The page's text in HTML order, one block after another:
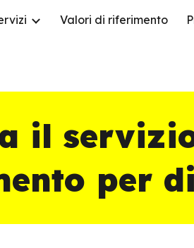
Skip to
Valori di riferimento
il
per